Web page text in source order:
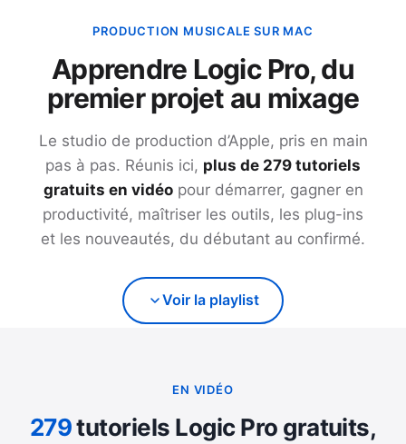
PRODUCTION MUSICALE SUR MAC
Apprendre Logic Pro, du
premier projet au mixage
Le studio de production d’Apple, pris en main
pas à pas. Réunis ici, plus de 279 tutoriels
gratuits en vidéopour démarrer, gagner en
productivité, maîtriser les outils, les plug-ins
et les nouveautés, du débutant au confirmé.
Voir la playlist
EN VIDÉO
279tutoriels Logic Pro gratuits,